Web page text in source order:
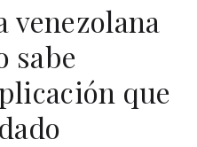
venezolana
sabe
que